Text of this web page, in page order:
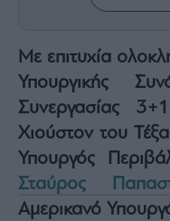
Style
Υγεία
Architecture
&
Design
Fashion
&
Art
Με επιτυχία
Υπουργικής
Συνεργασίας
Χιούστον του
Υπουργός
Σταύρος
Αμερικανό